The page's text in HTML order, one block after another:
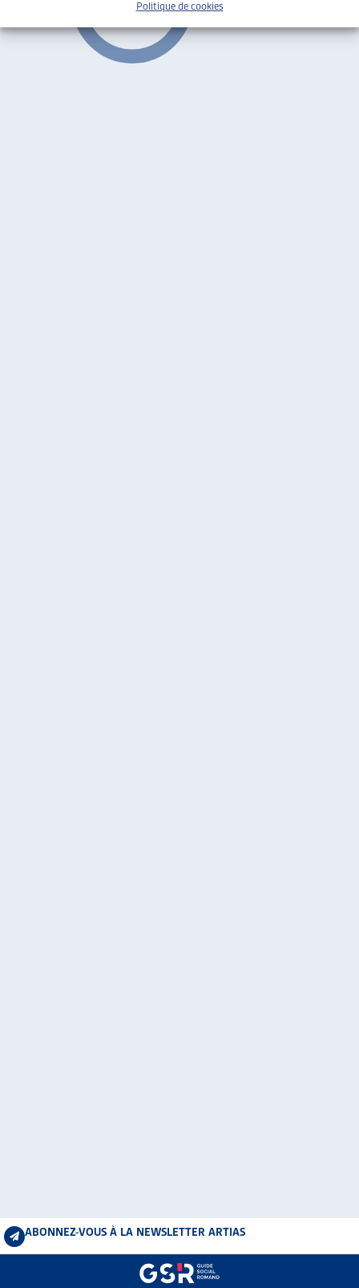
Politique de cookies
ABONNEZ-VOUS À LA NEWSLETTER ARTIAS